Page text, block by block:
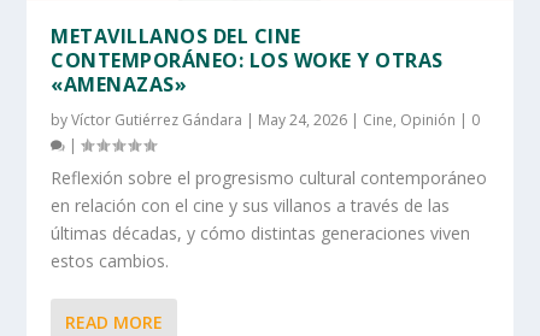
METAVILLANOS DEL CINE
CONTEMPORÁNEO: LOS WOKE Y OTRAS
«AMENAZAS»
byVíctor Gutiérrez Gándara | May 24, 2026 | Cine, Opinión | 0
|
Reflexión sobre el progresismo cultural contemporáneo
en relación con el cine y sus villanos a través de las
últimas décadas, y cómo distintas generaciones viven
estos cambios.
READ MORE